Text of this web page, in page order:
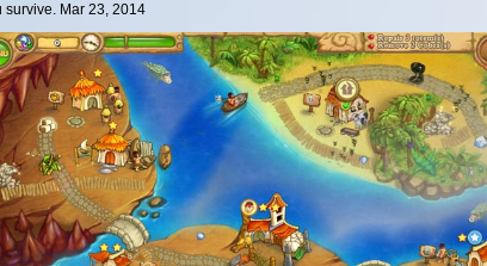
survive. Mar 23, 2014